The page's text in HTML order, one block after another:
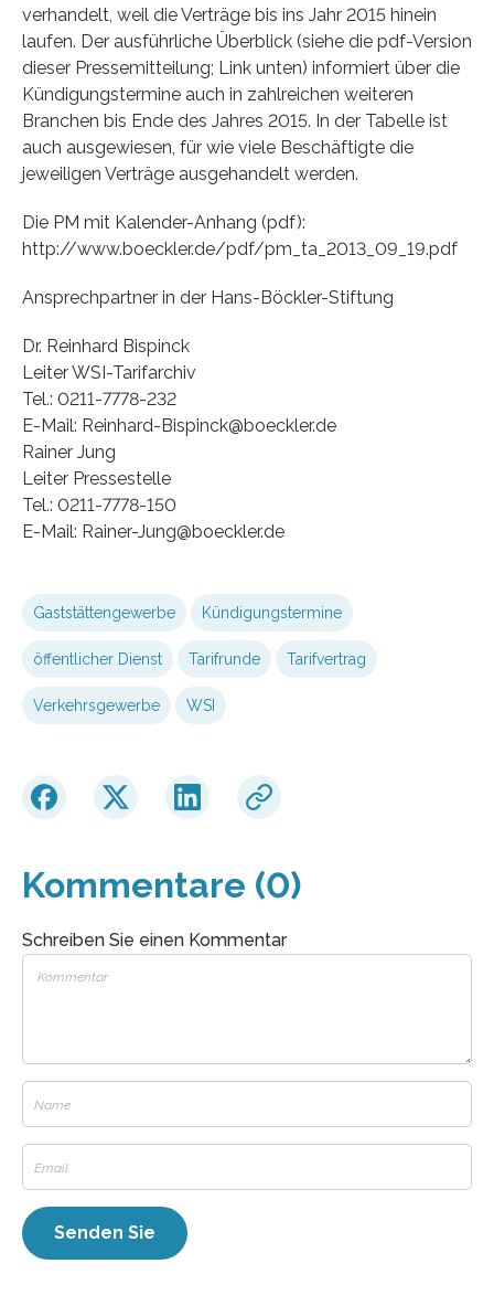
verhandelt, weil die Verträge bis ins Jahr 2015 hinein
laufen. Der ausführliche Überblick (siehe die pdf-Version
dieser Pressemitteilung; Link unten) informiert über die
Kündigungstermine auch in zahlreichen weiteren
Branchen bis Ende des Jahres 2015. In der Tabelle ist
auch ausgewiesen, für wie viele Beschäftigte die
jeweiligen Verträge ausgehandelt werden.
Die PM mit Kalender-Anhang (pdf):
http://www.boeckler.de/pdf/pm_ta_2013_09_19.pdf
Ansprechpartner in der Hans-Böckler-Stiftung
Dr. Reinhard Bispinck
Leiter WSI-Tarifarchiv
Tel.: 0211-7778-232
E-Mail: Reinhard-Bispinck@boeckler.de
Rainer Jung
Leiter Pressestelle
Tel.: 0211-7778-150
E-Mail: Rainer-Jung@boeckler.de
Gaststättengewerbe Kündigungstermine
öffentlicher Dienst Tarifrunde Tarifvertrag
Verkehrsgewerbe WSI
Kommentare (0)
Schreiben Sie einen Kommentar